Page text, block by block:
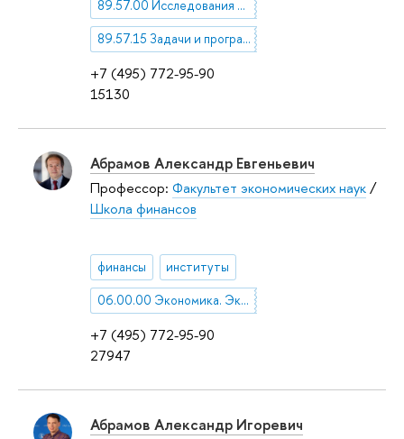
+7 (495) 772-95-90
15130
89.57.00 Исследования Земли из космоса
89.57.15 Задачи и программы исследований Земли из космоса
+7 (495) 772-95-90
27947
Абрамов Александр Евгеньевич
Профессор: Факультет экономических наук/
Школа финансов
финансы институты
06.00.00 Экономика. Экономические науки
Абрамов Александр Игоревич